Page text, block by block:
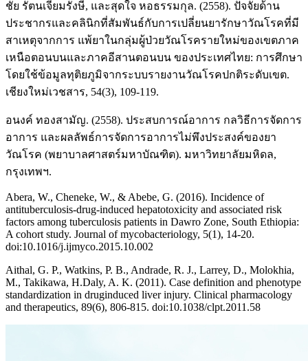
ชัย รัตนเจียมรังษี, และสุดใจ หอธรรมกุล. (2558). ปัจจัยด้าน
ประชากรและคลินิกที่สัมพันธ์กับการเปลี่ยนยารักษาวัณโรคที่มี
สาเหตุจากการ แพ้ยาในกลุ่มผู้ป่วยวัณโรครายใหม่ของเขตภาค
เหนือตอนบนและภาคอีสานตอนบน ของประเทศไทย: การศึกษา
โดยใช้ข้อมูลทุติยภูมิจากระบบรายงานวัณโรคปกติระดับเขต.
เชียงใหม่เวชสาร, 54(3), 109-119.
อนงค์ ทองสามัญ. (2558). ประสบการณ์อาการ กลวิธีการจัดการ
อาการ และผลลัพธ์การจัดการอาการไม่พึงประสงค์ของยา
วัณโรค (พยาบาลศาสตร์มหาบัณฑิต). มหาวิทยาลัยมหิดล,
กรุงเทพฯ.
Abera, W., Cheneke, W., & Abebe, G. (2016). Incidence of
antituberculosis-drug-induced hepatotoxicity and associated risk
factors among tuberculosis patients in Dawro Zone, South Ethiopia:
A cohort study. Journal of mycobacteriology, 5(1), 14-20.
doi:10.1016/j.ijmyco.2015.10.002
Aithal, G. P., Watkins, P. B., Andrade, R. J., Larrey, D., Molokhia,
M., Takikawa, H.Daly, A. K. (2011). Case definition and phenotype
standardization in druginduced liver injury. Clinical pharmacology
and therapeutics, 89(6), 806-815. doi:10.1038/clpt.2011.58